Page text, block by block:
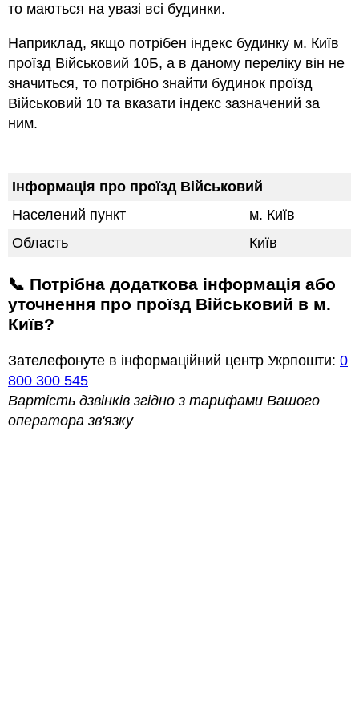
то маються на увазi всi будинки.
Наприклад, якщо потрiбен індекс будинку м. Київ
проїзд Військовий 10Б, а в даному переліку він не
значиться, то потрібно знайти будинок проїзд
Військовий 10 та вказати індекс зазначений за
ним.
Інформація про проїзд Військовий
Населений пункт
м. Київ
Область
Київ
📞 Потрібна додаткова інформація або
уточнення про проїзд Військовий в м.
Київ?
Зателефонуте в інформаційний центр Укрпошти: 0
800 300 545
Вартість дзвінків згідно з тарифами Вашого
оператора зв'язку